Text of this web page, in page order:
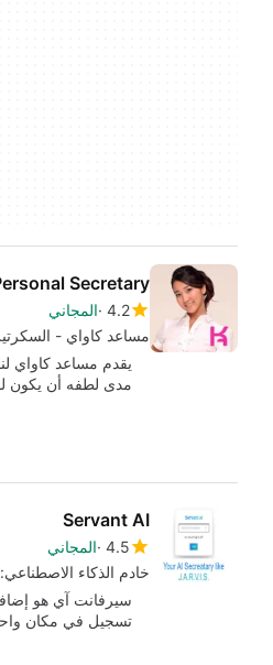
Secretary
4.2 المجاني
مساعد كاواي -
يقدم مساعد كاواي
مدى لطفه أن يكون
Servant AI
4.5 المجاني
خادم الذكاء
تسجيل في مكان